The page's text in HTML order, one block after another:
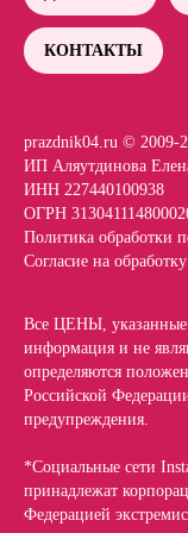
КОНТАКТЫ
prazdnik04.ru © 2009-
ИП Аляутдинова
ИНН 227440100938
ОГРН
Политика обработки
Согласие на
Все ЦЕНЫ, указанные
информация и не
определяются
Российской
предупреждения.
*Социальные сети
принадлежат
Федерацией